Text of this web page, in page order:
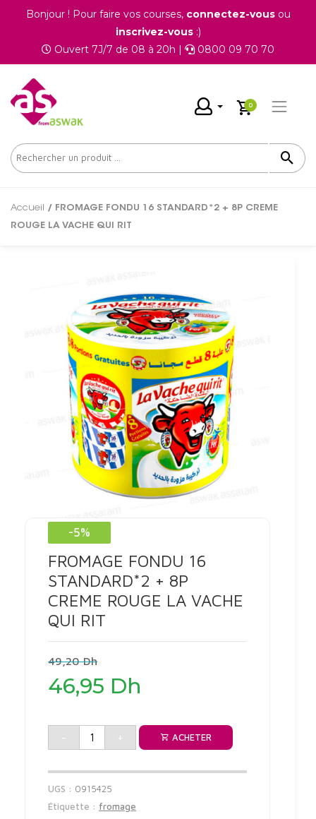
Bonjour ! Pour faire vos courses, connectez-vousou
inscrivez-vous:)
Ouvert 7J/7 de 08 à 20h |
0800 09 70 70
0
Accueil
/ FROMAGE FONDU 16 STANDARD*2 + 8P CREME
ROUGE LA VACHE QUI RIT
-5%
FROMAGE FONDU 16
STANDARD*2 + 8P
CREME ROUGE LA VACHE
QUI RIT
49,20DhLe
prix
initial
49,20 Dh.
46,95 Dh
prix
actuel
est :
46,95 Dh.
- + ACHETER
UGS : 0915425
Étiquette : fromage